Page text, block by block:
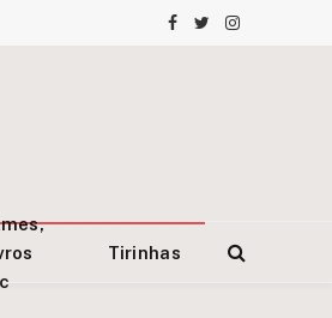
Facebook
TwitterInstagram
Tirinhas